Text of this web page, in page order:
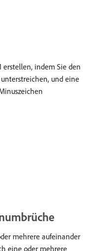
erstellen, indem Sie den
und eine
mehrere aufeinander
eine oder mehrere